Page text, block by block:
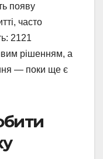
появу
часто
2121
рішенням, а
— поки ще є